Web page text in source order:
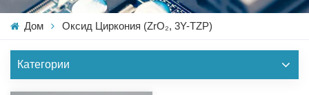
Дом Оксид Циркония (ZrO₂, 3Y-TZP)
Категории